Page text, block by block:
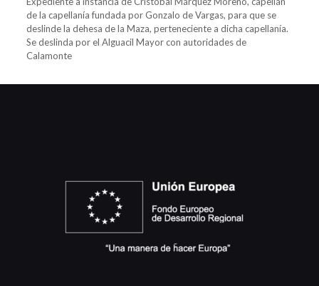
de la capellanía fundada por Gonzalo de Vargas, para que se
deslinde la dehesa de la Maza, perteneciente a dicha capellanía.
Se deslinda por el Alguacil Mayor con autoridades de
Calamonte